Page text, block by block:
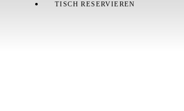
TISCH RESERVIEREN